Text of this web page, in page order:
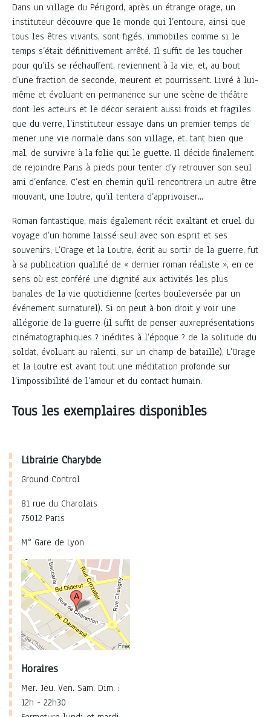
Dans un village du Périgord, après un étrange orage, un
instituteur découvre que le monde qui l’entoure, ainsi que
tous les êtres vivants, sont figés, immobiles comme si le
temps s’était définitivement arrêté. Il suffit de les toucher
pour qu’ils se réchauffent, reviennent à la vie, et, au bout
d’une fraction de seconde, meurent et pourrissent. Livré à lui-
même et évoluant en permanence sur une scène de théâtre
dont les acteurs et le décor seraient aussi froids et fragiles
que du verre, l’instituteur essaye dans un premier temps de
mener une vie normale dans son village, et, tant bien que
mal, de survivre à la folie qui le guette. Il décide finalement
de rejoindre Paris à pieds pour tenter d’y retrouver son seul
ami d’enfance. C’est en chemin qu’il rencontrera un autre être
mouvant, une loutre, qu’il tentera d’apprivoiser...
Roman fantastique, mais également récit exaltant et cruel du
voyage d’un homme laissé seul avec son esprit et ses
souvenirs, L’Orage et la Loutre, écrit au sortir de la guerre, fut
à sa publication qualifié de « dernier roman réaliste », en ce
sens où est conféré une dignité aux activités les plus
banales de la vie quotidienne (certes bouleversée par un
événement surnaturel). Si on peut à bon droit y voir une
allégorie de la guerre (il suffit de penser auxreprésentations
cinématographiques ? inédites à l’époque ? de la solitude du
soldat, évoluant au ralenti, sur un champ de bataille), L’Orage
et la Loutre est avant tout une méditation profonde sur
l’impossibilité de l’amour et du contact humain.
Tous les exemplaires disponibles
Librairie Charybde
Ground Control
81 rue du Charolais
75012 Paris
M° Gare de Lyon
Horaires
Mer. Jeu. Ven. Sam. Dim. :
12h - 22h30